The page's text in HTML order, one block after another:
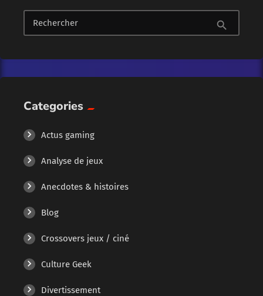
Rechercher search
Categories
Actus gaming
Analyse de jeux
Anecdotes & histoires
Blog
Crossovers jeux / ciné
Culture Geek
Divertissement